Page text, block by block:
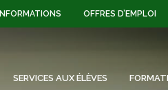
INFORMATIONS OFFRES D’EMPLOI
SERVICES AUX ÉLÈVES